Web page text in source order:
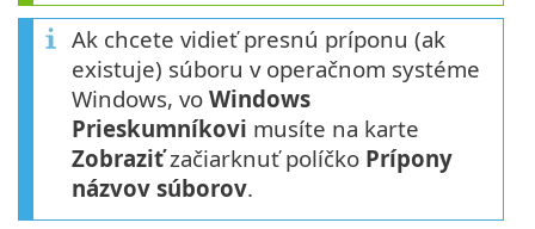
Ak chcete vidieť presnú príponu (ak
existuje) súboru v operačnom systéme
Windows, vo Windows
Prieskumníkovi musíte na karte
Zobraziťzačiarknuť políčko Prípony
názvov súborov.